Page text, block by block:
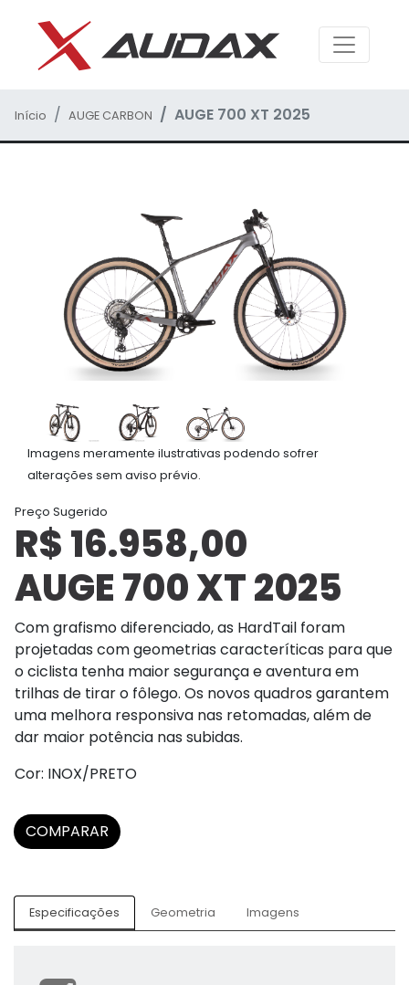
Início AUGE CARBON AUGE 700 XT 2025
Imagens meramente ilustrativas podendo sofrer
alterações sem aviso prévio.
Preço Sugerido
R$ 16.958,00
AUGE 700 XT 2025
Com grafismo diferenciado, as HardTail foram
projetadas com geometrias caracteríticas para que
o ciclista tenha maior segurança e aventura em
trilhas de tirar o fôlego. Os novos quadros garantem
uma melhora responsiva nas retomadas, além de
dar maior potência nas subidas.
Cor: INOX/PRETO
COMPARAR
Especificações Geometria Imagens